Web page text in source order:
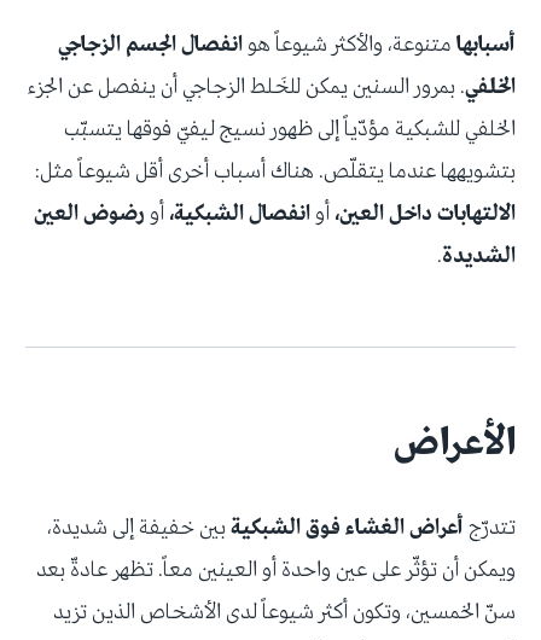
أسبابهامتنوعة، والأكثر شيوعاً هو انفصال الجسم الزجاجي
الخلفي. بمرور السنين يمكن للخَلط الزجاجي أن ينفصل عن الجزء
الخلفي للشبكية مؤدّياً إلى ظهور نسيج ليفيّ فوقها يتسبّب
بتشويهها عندما يتقلّص. هناك أسباب أخرى أقل شيوعاً مثل:
الالتهابات داخل العين، أو انفصال الشبكية، أو رضوض العين
الشديدة.
الأعراض
تتدرّج أعراض الغشاء فوق الشبكيةبين خفيفة إلى شديدة،
ويمكن أن تؤثّر على عين واحدة أو العينين معاً. تظهر عادةّ بعد
سنّ الخمسين، وتكون أكثر شيوعاً لدى الأشخاص الذين تزيد